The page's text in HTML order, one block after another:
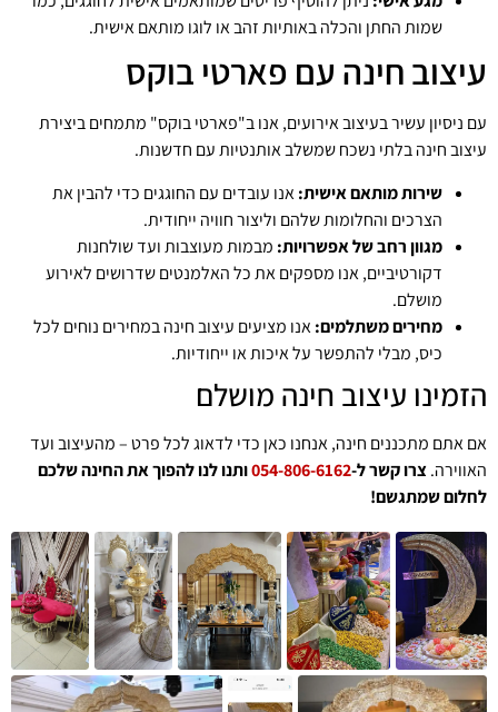
שמות החתן והכלה באותיות זהב או לוגו מותאם אישית.
עיצוב חינה עם פארטי בוקס
עם ניסיון עשיר בעיצוב אירועים, אנו ב"פארטי בוקס" מתמחים ביצירת
עיצוב חינה בלתי נשכח שמשלב אותנטיות עם חדשנות.
שירות מותאם אישית:אנו עובדים עם החוגגים כדי להבין את
הצרכים והחלומות שלהם וליצור חוויה ייחודית.
מגוון רחב של אפשרויות: מבמות מעוצבות ועד שולחנות
דקורטיביים, אנו מספקים את כל האלמנטים שדרושים לאירוע
מושלם.
מחירים משתלמים:אנו מציעים עיצוב חינה במחירים נוחים לכל
כיס, מבלי להתפשר על איכות או ייחודיות.
הזמינו עיצוב חינה מושלם
אם אתם מתכננים חינה, אנחנו כאן כדי לדאוג לכל פרט – מהעיצוב ועד
האווירה.צרו קשר ל-054-806-6162ותנו לנו להפוך את החינה שלכם
לחלום שמתגשם!